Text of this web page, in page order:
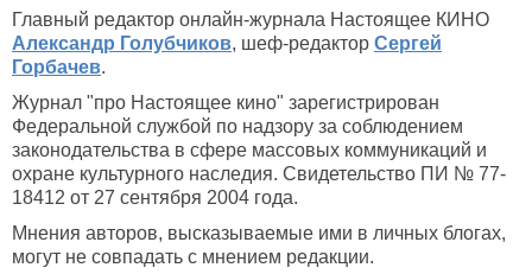
Главный редактор онлайн-журнала Настоящее КИНО
Александр Голубчиков, шеф-редактор Сергей
Горбачев.
Журнал "про Настоящее кино" зарегистрирован
Федеральной службой по надзору за соблюдением
законодательства в сфере массовых коммуникаций и
охране культурного наследия. Свидетельство ПИ № 77-
18412 от 27 сентября 2004 года.
Мнения авторов, высказываемые ими в личных блогах,
могут не совпадать с мнением редакции.